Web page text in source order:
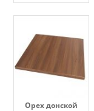
Орех донской